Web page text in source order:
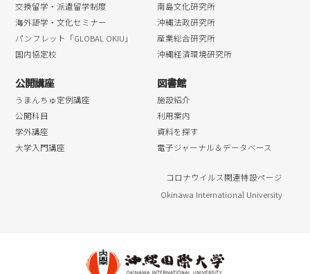
交換留学・派遣留学制度
海外語学・文化セミナー
パンフレット「GLOBAL OKIU」
国内協定校
南島文化研究所
沖縄法政研究所
産業総合研究所
沖縄経済環境研究所
公開講座
うまんちゅ定例講座
公開科目
学外講座
大学入門講座
図書館
施設紹介
利用案内
資料を探す
電子ジャーナル＆データベース
コロナウイルス関連特設ページ
Okinawa International University